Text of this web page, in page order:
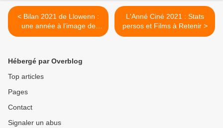
< Bilan 2021 de Llowenn :
une année à l’image de
2020
L'Anné Ciné 2021 : Stats
persos et Films à Retenir >
Hébergé par Overblog
Top articles
Pages
Contact
Signaler un abus